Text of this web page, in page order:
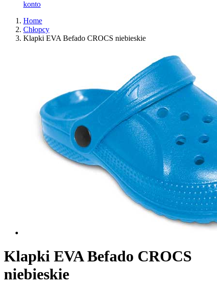
konto
Home
Chłopcy
Klapki EVA Befado CROCS niebieskie
Klapki EVA Befado CROCS
niebieskie